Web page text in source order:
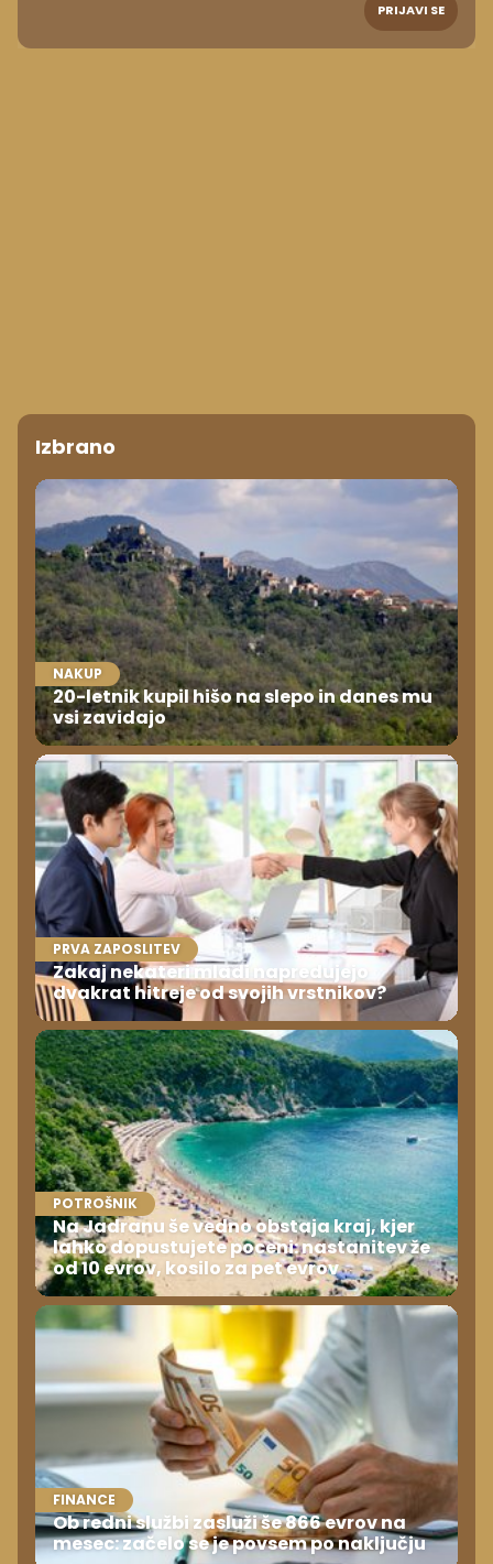
PRIJAVI SE
Izbrano
NAKUP
20-letnik kupil hišo na slepo in danes mu
vsi zavidajo
PRVA ZAPOSLITEV
Zakaj nekateri mladi napredujejo
dvakrat hitreje od svojih vrstnikov?
POTROŠNIK
Na Jadranu še vedno obstaja kraj, kjer
lahko dopustujete poceni: nastanitev že
od 10 evrov, kosilo za pet evrov
FINANCE
Ob redni službi zasluži še 866 evrov na
mesec: začelo se je povsem po naključju